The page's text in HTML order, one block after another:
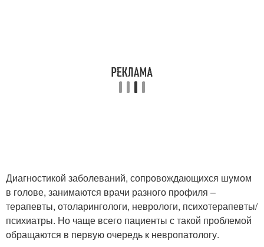
Диагностикой заболеваний, сопровождающихся шумом
в голове, занимаются врачи разного профиля –
терапевты, отоларингологи, неврологи, психотерапевты/
психиатры. Но чаще всего пациенты с такой проблемой
обращаются в первую очередь к невропатологу.